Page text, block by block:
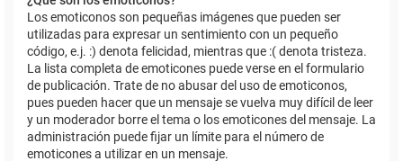
Los emoticonos son pequeñas imágenes que pueden ser
utilizadas para expresar un sentimiento con un pequeño
código, e.j. :) denota felicidad, mientras que :( denota tristeza.
La lista completa de emoticones puede verse en el formulario
de publicación. Trate de no abusar del uso de emoticonos,
pues pueden hacer que un mensaje se vuelva muy difícil de leer
y un moderador borre el tema o los emoticones del mensaje. La
administración puede fijar un límite para el número de
emoticones a utilizar en un mensaje.